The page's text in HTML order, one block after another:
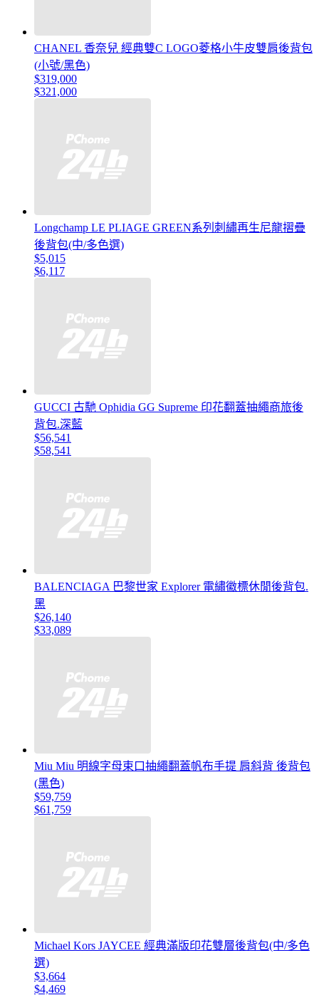
CHANEL 香奈兒 經典雙C LOGO菱格小牛皮雙肩後背包
(小號/黑色)
$319,000
$321,000
Longchamp LE PLIAGE GREEN系列刺繡再生尼龍摺疊
後背包(中/多色選)
$5,015
$6,117
GUCCI 古馳 Ophidia GG Supreme 印花翻蓋抽繩商旅後
背包.深藍
$56,541
$58,541
BALENCIAGA 巴黎世家 Explorer 電繡徽標休閒後背包.
黑
$26,140
$33,089
Miu Miu 明線字母束口抽繩翻蓋帆布手提 肩斜背 後背包
(黑色)
$59,759
$61,759
Michael Kors JAYCEE 經典滿版印花雙層後背包(中/多色
選)
$3,664
$4,469